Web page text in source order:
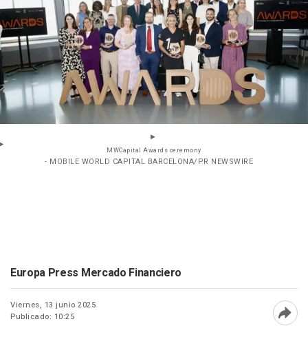
MWCapital Awards ceremony
- MOBILE WORLD CAPITAL BARCELONA/PR NEWSWIRE
Europa Press Mercado Financiero
Viernes, 13 junio 2025
Publicado: 10:25